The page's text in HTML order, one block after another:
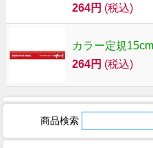
264円 (税込)
カラー定規
264円 (税込)
商品検索